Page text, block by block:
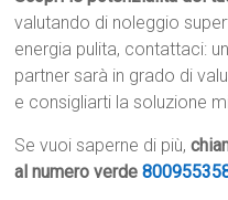
valutando di noleggio
energia pulita, contattaci:
partner sarà in grado di
e consigliarti la soluzione
Se vuoi saperne di più,
al numero verde